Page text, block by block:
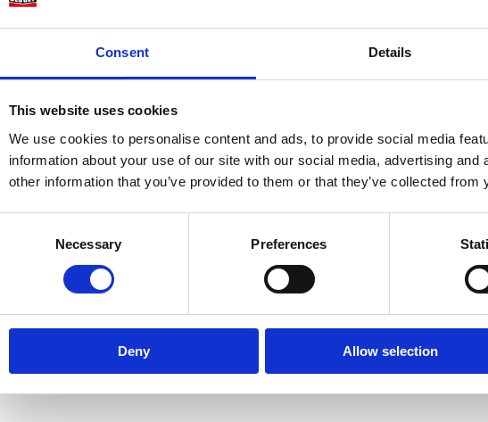
Consent Details
This website uses cookies
We use cookies to personalise content and ads, to provide social media
information about your use of our site with our social media, advertising
other information that you’ve provided to them or that they’ve collected
Necessary Preferences
Deny Allow selection
для продаж
мебели
листового металла
работы с деревом